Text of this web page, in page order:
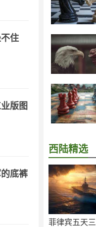
西陆精选
菲律宾五天
住
版图
底裤